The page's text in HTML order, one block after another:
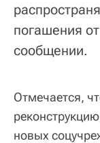
погашения
сообщении.
Отмечается,
новых